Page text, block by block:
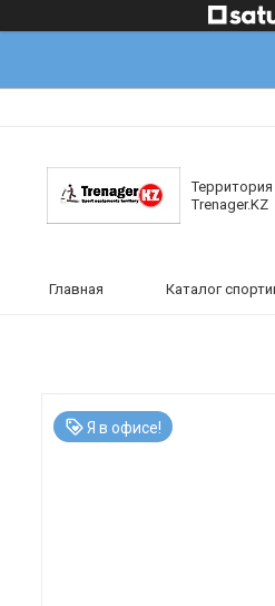
Trenager.KZ
Главная Каталог
Я в офисе!